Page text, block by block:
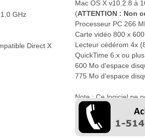
GHz
Direct X
Mac OS X v10.2.8 à
(ATTENTION : Non
Processeur PC 266
Carte vidéo 800 x
Lecteur cédérom 4x
QuickTime 6.x ou
600 Mo d'espace
775 Mo d'espace
Note : Ce logiciel ne
système de fichiers